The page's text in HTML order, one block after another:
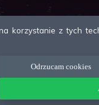
korzystanie z tych
Odrzucam cookies